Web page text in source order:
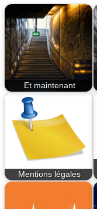
Et maintenant
Mentions légales